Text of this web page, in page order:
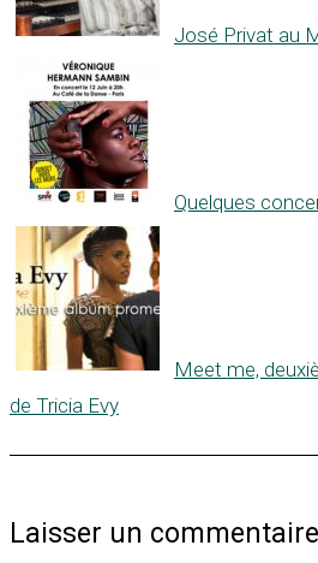
José Privat au
Quelques
Meet me,
de Tricia Evy
Laisser un commentaire